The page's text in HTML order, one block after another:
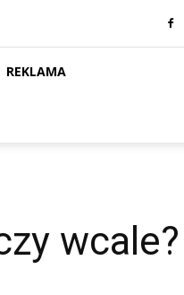
REKLAMA
wcale?